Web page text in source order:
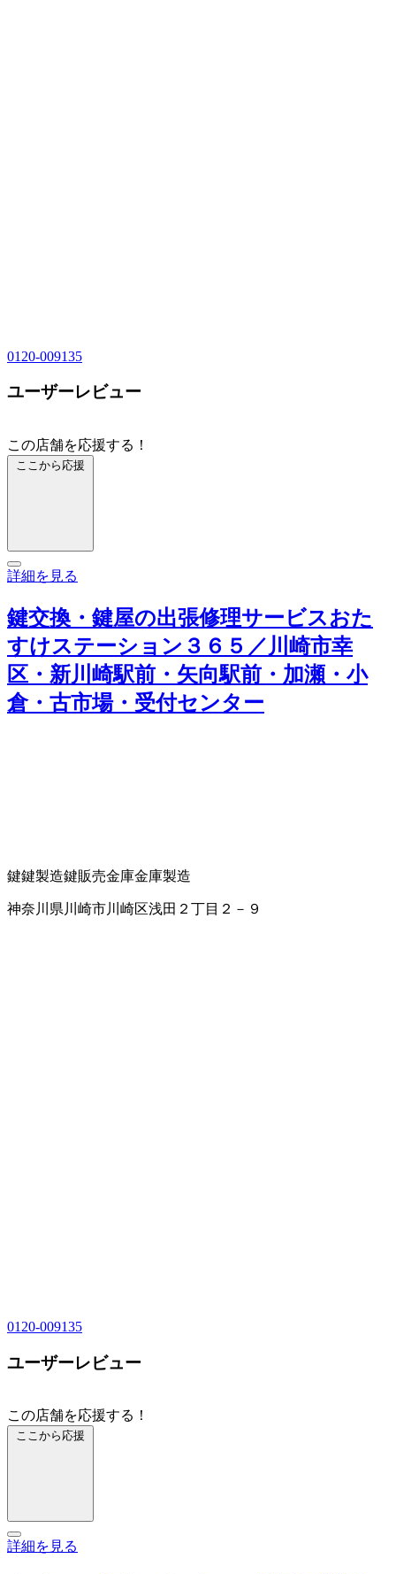
0120-009135
ユーザーレビュー
この店舗を応援する！
ここから応援
詳細を見る
鍵交換・鍵屋の出張修理サービスおた
すけステーション３６５／川崎市幸
区・新川崎駅前・矢向駅前・加瀬・小
倉・古市場・受付センター
鍵鍵製造鍵販売金庫金庫製造
神奈川県川崎市川崎区浅田２丁目２－９
0120-009135
ユーザーレビュー
この店舗を応援する！
ここから応援
詳細を見る